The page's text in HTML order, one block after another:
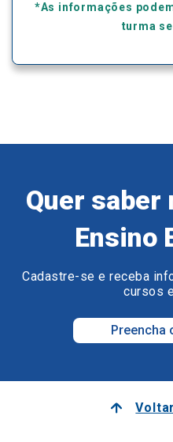
*As informações
turma
Quer saber
Ensino
Cadastre-se e receba
cursos
Preencha